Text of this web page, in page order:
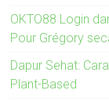
OKTO88 Login
Pour Grégory
Dapur Sehat:
Plant-Based